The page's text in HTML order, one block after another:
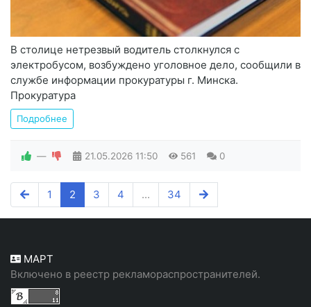
В столице нетрезвый водитель столкнулся с
электробусом, возбуждено уголовное дело, сообщили в
службе информации прокуратуры г. Минска.
Прокуратура
Подробнее
— 21.05.2026 11:50 561 0
1 2 3 4 ... 34
МАРТ
Включено в реестр рекламораспространителей.